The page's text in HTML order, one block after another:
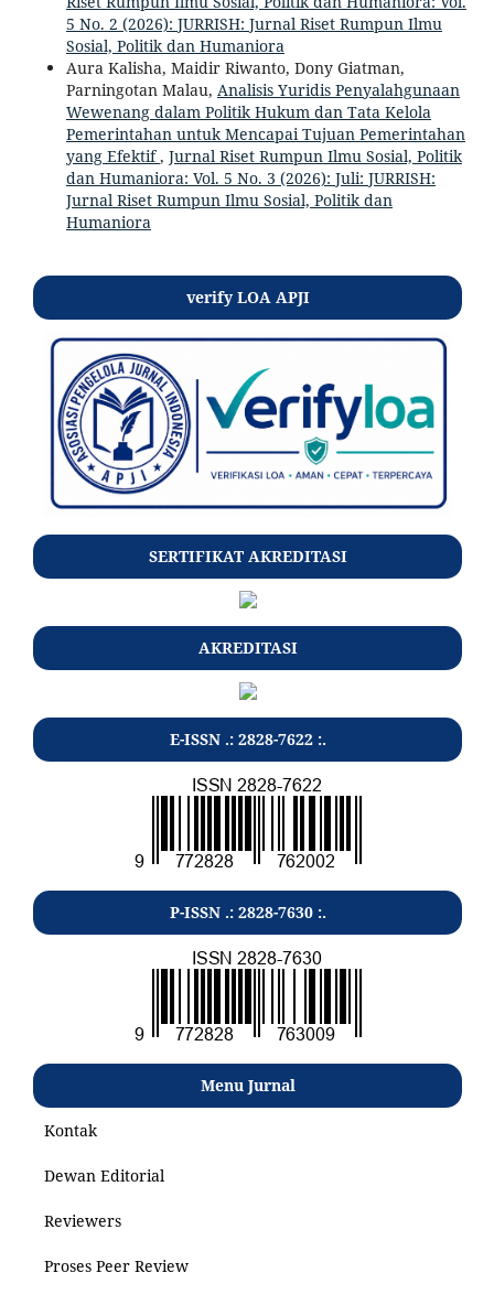
5 No. 2 (2026): JURRISH: Jurnal Riset Rumpun Ilmu
Sosial, Politik dan Humaniora
Aura Kalisha, Maidir Riwanto, Dony Giatman,
Parningotan Malau, Analisis Yuridis Penyalahgunaan
Wewenang dalam Politik Hukum dan Tata Kelola
Pemerintahan untuk Mencapai Tujuan Pemerintahan
yang Efektif, Jurnal Riset Rumpun Ilmu Sosial, Politik
dan Humaniora: Vol. 5 No. 3 (2026): Juli: JURRISH:
Jurnal Riset Rumpun Ilmu Sosial, Politik dan
Humaniora
verify LOA APJI
SERTIFIKAT AKREDITASI
AKREDITASI
E-ISSN .: 2828-7622 :.
P-ISSN .: 2828-7630 :.
Menu Jurnal
Kontak
Dewan Editorial
Reviewers
Proses Peer Review